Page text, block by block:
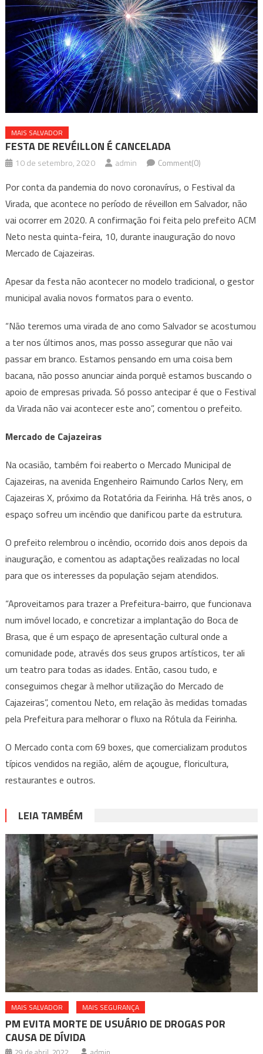
MAIS SALVADOR
FESTA DE REVÉILLON É CANCELADA
10 de setembro, 2020 admin Comment(0)
Por conta da pandemia do novo coronavírus, o Festival da
Virada, que acontece no período de réveillon em Salvador, não
vai ocorrer em 2020. A confirmação foi feita pelo prefeito ACM
Neto nesta quinta-feira, 10, durante inauguração do novo
Mercado de Cajazeiras.
Apesar da festa não acontecer no modelo tradicional, o gestor
municipal avalia novos formatos para o evento.
“Não teremos uma virada de ano como Salvador se acostumou
a ter nos últimos anos, mas posso assegurar que não vai
passar em branco. Estamos pensando em uma coisa bem
bacana, não posso anunciar ainda porquê estamos buscando o
apoio de empresas privada. Só posso antecipar é que o Festival
da Virada não vai acontecer este ano”, comentou o prefeito.
Mercado de Cajazeiras
Na ocasião, também foi reaberto o Mercado Municipal de
Cajazeiras, na avenida Engenheiro Raimundo Carlos Nery, em
Cajazeiras X, próximo da Rotatória da Feirinha. Há três anos, o
espaço sofreu um incêndio que danificou parte da estrutura.
O prefeito relembrou o incêndio, ocorrido dois anos depois da
inauguração, e comentou as adaptações realizadas no local
para que os interesses da população sejam atendidos.
“Aproveitamos para trazer a Prefeitura-bairro, que funcionava
num imóvel locado, e concretizar a implantação do Boca de
Brasa, que é um espaço de apresentação cultural onde a
comunidade pode, através dos seus grupos artísticos, ter ali
um teatro para todas as idades. Então, casou tudo, e
conseguimos chegar à melhor utilização do Mercado de
Cajazeiras”, comentou Neto, em relação às medidas tomadas
pela Prefeitura para melhorar o fluxo na Rótula da Feirinha.
O Mercado conta com 69 boxes, que comercializam produtos
típicos vendidos na região, além de açougue, floricultura,
restaurantes e outros.
LEIA TAMBÉM
MAIS SALVADOR MAIS SEGURANÇA
PM EVITA MORTE DE USUÁRIO DE DROGAS POR
CAUSA DE DÍVIDA